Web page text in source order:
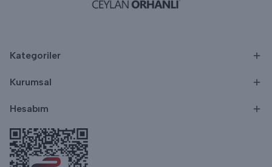
Kategoriler
Kurumsal
Hesabım